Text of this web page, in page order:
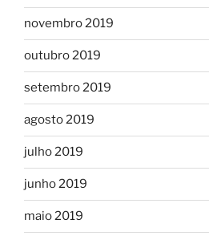
novembro 2019
outubro 2019
setembro 2019
agosto 2019
julho 2019
junho 2019
maio 2019